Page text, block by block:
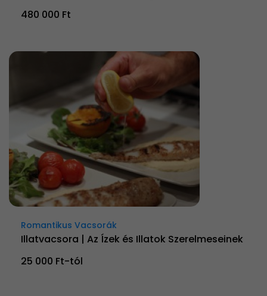
480 000 Ft
Romantikus Vacsorák
Illatvacsora | Az Ízek és Illatok Szerelmeseinek
25 000 Ft-tól